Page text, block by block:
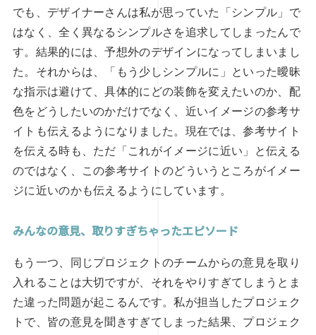
でも、デザイナーさんは私が思っていた「シンプル」で
はなく、全く異なるシンプルさを追求してしまったんで
す。結果的には、予想外のデザインになってしまいまし
た。それからは、「もう少しシンプルに」といった曖昧
な指示は避けて、具体的にどの装飾を変えたいのか、配
色をどうしたいのかだけでなく、近いイメージの参考サ
イトも伝えるようになりました。現在では、参考サイト
を伝える時も、ただ「これがイメージに近い」と伝える
のではなく、この参考サイトのどういうところがイメー
ジに近いのかも伝えるようにしています。
みんなの意見、取りすぎちゃったエピソード
もう一つ、同じプロジェクトのチームからの意見を取り
入れることは大切ですが、それをやりすぎてしまうとま
た違った問題が起こるんです。私が担当したプロジェク
トで、皆の意見を聞きすぎてしまった結果、プロジェク